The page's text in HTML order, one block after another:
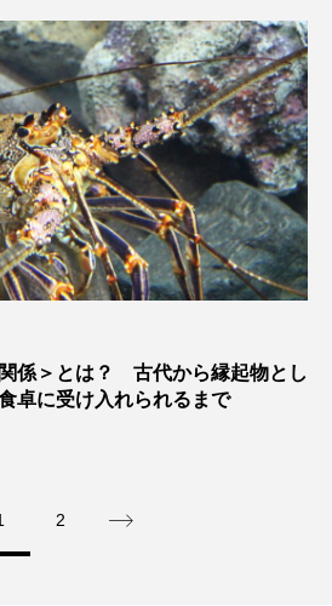
コモンイトギンポ
ゴマフアザラシ ゴリ
デンジェリーフィッシュ
サカナブックス
ラエビ サクラダンゴウオ
サバ サビウツボ
係＞とは？ 古代から縁起物とし
卓に受け入れられるまで
2